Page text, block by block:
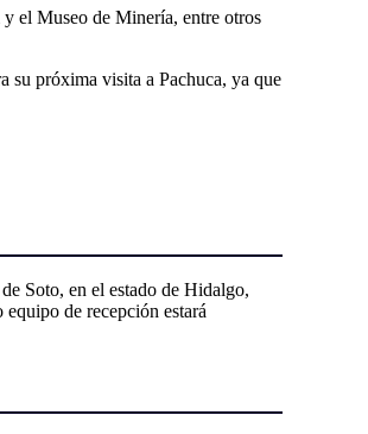
el Museo de Minería, entre otros
su próxima visita a Pachuca, ya que
Soto, en el estado de Hidalgo,
de recepción estará